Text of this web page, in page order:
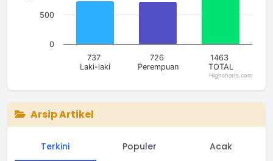
737
Laki-laki
726
Perempuan
1463
TOTAL
0
500
Highcharts.com
Arsip Artikel
Terkini Populer Acak